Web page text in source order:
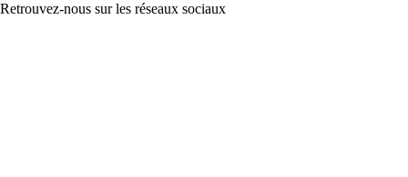
Retrouvez-nous sur les réseaux sociaux